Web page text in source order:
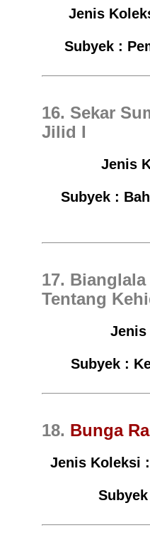
Jenis
Subyek :
16. Sekar
Jilid I
Jenis
Subyek :
17.
Tentang
Jenis
Subyek :
18. Bunga
Jenis Koleksi